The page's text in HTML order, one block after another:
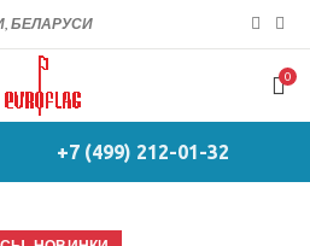
БЕЛАРУСИ
0
+7 (499) 212-01-32